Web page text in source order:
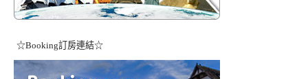
☆Booking訂房連結☆